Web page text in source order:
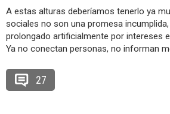
A estas alturas deberíamos tenerlo ya
sociales no son una promesa
prolongado artificialmente por intereses
Ya no conectan personas, no informan
27